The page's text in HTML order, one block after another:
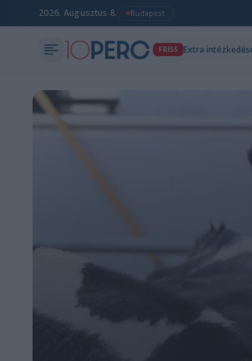
2026. Augusztus 8. Budapest
FRISS Extra